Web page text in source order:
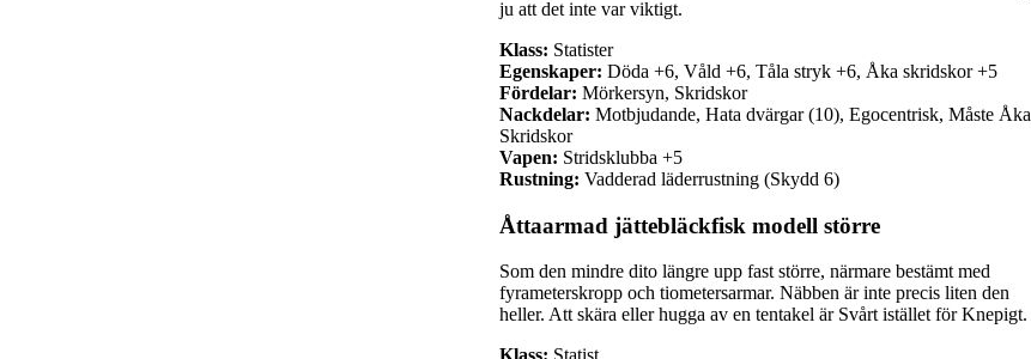
ju att det inte var viktigt.
Klass: Statister
Egenskaper: Döda +6, Våld +6, Tåla stryk +6, Åka skridskor +5
Fördelar: Mörkersyn, Skridskor
Nackdelar: Motbjudande, Hata dvärgar (10), Egocentrisk, Måste Åka
Skridskor
Vapen: Stridsklubba +5
Rustning: Vadderad läderrustning (Skydd 6)
Åttaarmad jättebläckfisk modell större
Som den mindre dito längre upp fast större, närmare bestämt med
fyrameterskropp och tiometersarmar. Näbben är inte precis liten den
heller. Att skära eller hugga av en tentakel är Svårt istället för Knepigt.